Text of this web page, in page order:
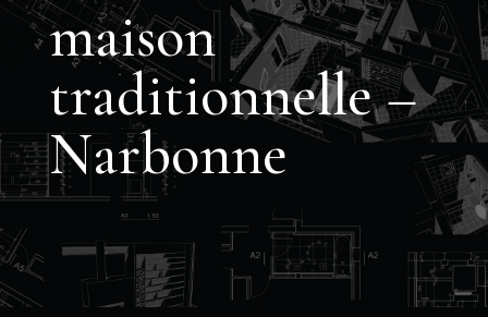
maison
traditionnelle –
Narbonne